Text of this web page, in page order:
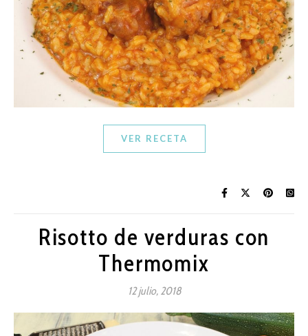
VER RECETA
Risotto de verduras con
Thermomix
12 julio, 2018